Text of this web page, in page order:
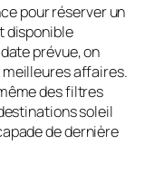
pour réserver un
disponible
prévue, on
affaires.
des filtres
soleil
de dernière